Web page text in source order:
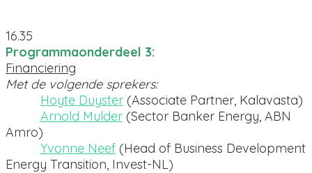
16.35
Programmaonderdeel 3:
Financiering
Met de volgende sprekers:
Hoyte Duyster (Associate Partner, Kalavasta)
Arnold Mulder (Sector Banker Energy, ABN
Amro)
Yvonne Neef (Head of Business Development
Energy Transition, Invest-NL)